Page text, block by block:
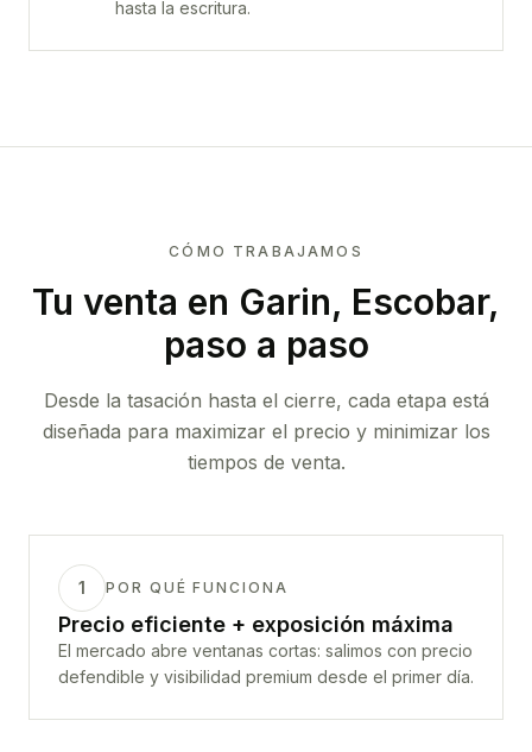
hasta la escritura.
CÓMO TRABAJAMOS
Tu venta en Garin, Escobar,
paso a paso
Desde la tasación hasta el cierre, cada etapa está
diseñada para maximizar el precio y minimizar los
tiempos de venta.
1 POR QUÉ FUNCIONA
Precio eficiente + exposición máxima
El mercado abre ventanas cortas: salimos con precio
defendible y visibilidad premium desde el primer día.